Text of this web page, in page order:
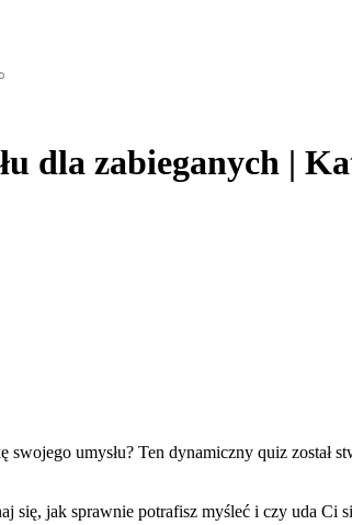
dla zabieganych |
umysłu? Ten dynamiczny quiz
się, jak sprawnie potrafisz myśleć i czy uda Ci